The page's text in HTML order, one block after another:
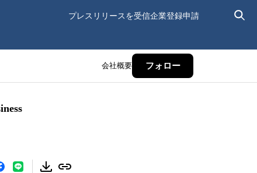
プレスリリースを受信企業登録申請
会社概要 フォロー